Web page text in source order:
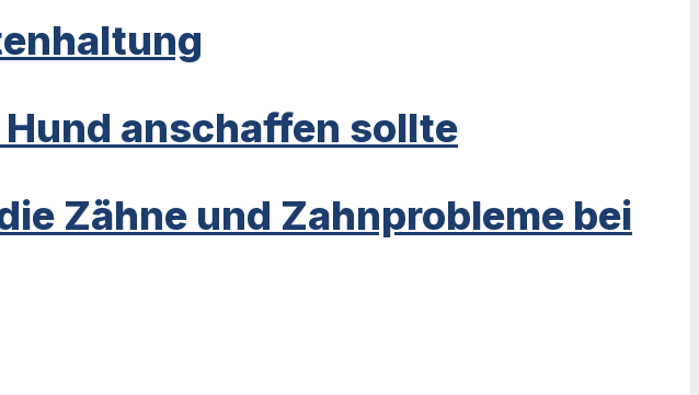
anschaffen sollte
Zähne und Zahnprobleme bei